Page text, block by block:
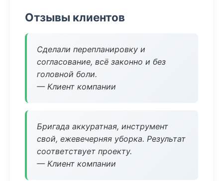
Отзывы клиентов
Сделали перепланировку и
согласование, всё законно и без
головной боли.
— Клиент компании
Бригада аккуратная, инструмент
свой, ежевечерняя уборка. Результат
соответствует проекту.
— Клиент компании